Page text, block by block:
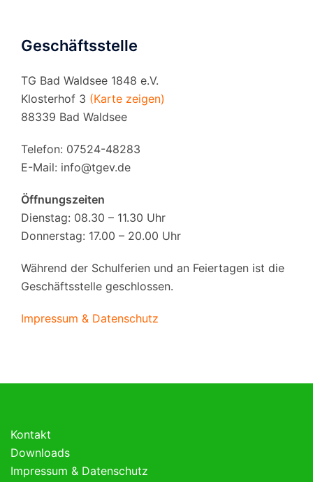
Geschäftsstelle
TG Bad Waldsee 1848 e.V.
Klosterhof 3 (Karte zeigen)
88339 Bad Waldsee
Telefon: 07524-48283
E-Mail: info@tgev.de
Öffnungszeiten
Dienstag: 08.30 – 11.30 Uhr
Donnerstag: 17.00 – 20.00 Uhr
Während der Schulferien und an Feiertagen ist die
Geschäftsstelle geschlossen.
Impressum & Datenschutz
Kontakt
Downloads
Impressum & Datenschutz